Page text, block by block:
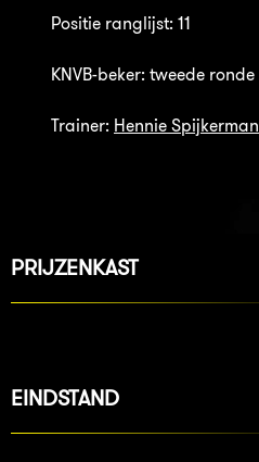
Positie ranglijst: 11
KNVB-beker: tweede ronde
Trainer: Hennie Spijkerman
PRIJZENKAST
EINDSTAND